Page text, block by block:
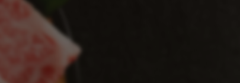
定期便